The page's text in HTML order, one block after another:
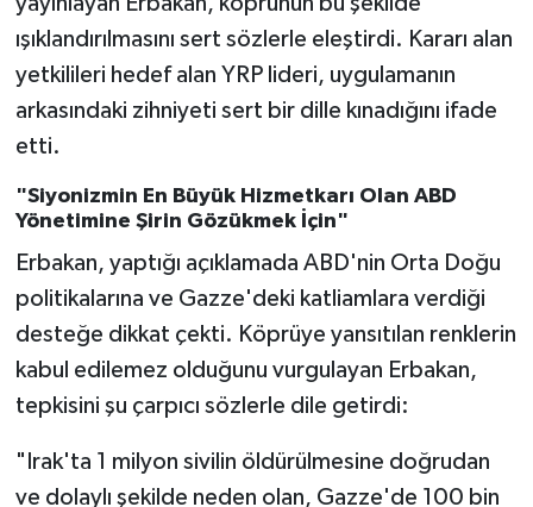
ışıklandırılmasını sert sözlerle eleştirdi. Kararı alan
yetkilileri hedef alan YRP lideri, uygulamanın
arkasındaki zihniyeti sert bir dille kınadığını ifade
etti.
"Siyonizmin En Büyük Hizmetkarı Olan ABD
Yönetimine Şirin Gözükmek İçin"
Erbakan, yaptığı açıklamada ABD'nin Orta Doğu
politikalarına ve Gazze'deki katliamlara verdiği
desteğe dikkat çekti. Köprüye yansıtılan renklerin
kabul edilemez olduğunu vurgulayan Erbakan,
tepkisini şu çarpıcı sözlerle dile getirdi:
"Irak'ta 1 milyon sivilin öldürülmesine doğrudan
ve dolaylı şekilde neden olan, Gazze'de 100 bin